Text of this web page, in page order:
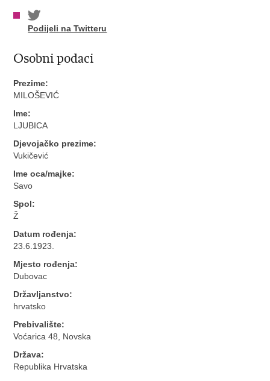
Podijeli na Twitteru
Osobni podaci
Prezime:
MILOŠEVIĆ
Ime:
LJUBICA
Djevojačko prezime:
Vukičević
Ime oca/majke:
Savo
Spol:
Ž
Datum rođenja:
23.6.1923.
Mjesto rođenja:
Dubovac
Državljanstvo:
hrvatsko
Prebivalište:
Voćarica 48, Novska
Država:
Republika Hrvatska